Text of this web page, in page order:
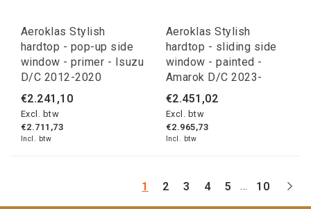
Aeroklas Stylish
hardtop - pop-up side
window - primer - Isuzu
D/C 2012-2020
€2.241,10
Excl. btw
€2.711,73
Incl. btw
Aeroklas Stylish
hardtop - sliding side
window - painted -
Amarok D/C 2023-
€2.451,02
Excl. btw
€2.965,73
Incl. btw
1 2 3 4 5 ... 10